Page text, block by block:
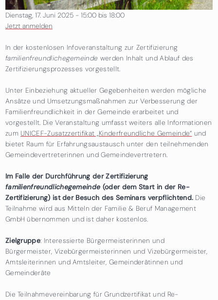
Dienstag, 17. Juni 2025 - 15:00bis 18:00
Jetzt anmelden
In der kostenlosen Infoveranstaltung zur Zertifizierung
familienfreundlichegemeinde werden Inhalt und Ablauf des
Zertifizierungsprozesses vorgestellt.
Unter Einbeziehung aktueller Gegebenheiten werden mögliche
Ansätze und Umsetzungsmaßnahmen zur Verbesserung der
Familienfreundlichkeit in der Gemeinde erarbeitet und
vorgestellt. Die Veranstaltung umfasst weiters alle Informationen
zum UNICEF-Zusatzzertifikat „Kinderfreundliche Gemeinde“ und
bietet Raum für Erfahrungsaustausch unter den teilnehmenden
Gemeindevertreterinnen und Gemeindevertretern.
Im Falle der Durchführung der Zertifizierung
familienfreundlichegemeinde (oder dem Start in der Re-
Zertifizierung) ist der Besuch des Seminars verpflichtend. Die
Teilnahme wird aus Mitteln der Familie & Beruf Management
GmbH übernommen und ist daher kostenlos.
Zielgruppe: Interessierte Bürgermeisterinnen und
Bürgermeister, Vizebürgermeisterinnen und Vizebürgermeister,
Amtsleiterinnen und Amtsleiter, Gemeinderätinnen und
Gemeinderäte
Die Teilnahmevereinbarung für Grundzertifikat und Re-